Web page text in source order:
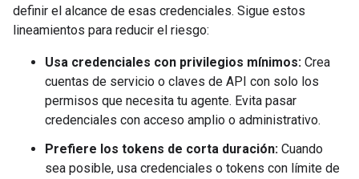
definir el alcance de esas credenciales. Sigue estos
lineamientos para reducir el riesgo:
Usa credenciales con privilegios mínimos: Crea
cuentas de servicio o claves de API con solo los
permisos que necesita tu agente. Evita pasar
credenciales con acceso amplio o administrativo.
Prefiere los tokens de corta duración: Cuando
sea posible, usa credenciales o tokens con límite de